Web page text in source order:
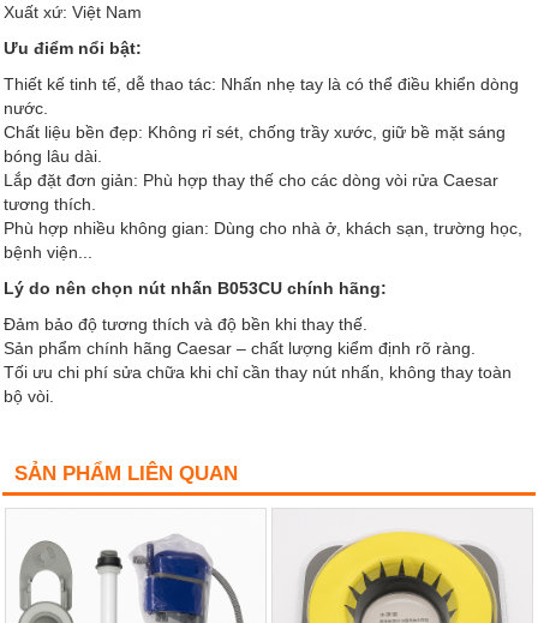
Xuất xứ: Việt Nam
Ưu điểm nổi bật:
Thiết kế tinh tế, dễ thao tác: Nhấn nhẹ tay là có thể điều khiển dòng
nước.
Chất liệu bền đẹp: Không rỉ sét, chống trầy xước, giữ bề mặt sáng
bóng lâu dài.
Lắp đặt đơn giản: Phù hợp thay thế cho các dòng vòi rửa Caesar
tương thích.
Phù hợp nhiều không gian: Dùng cho nhà ở, khách sạn, trường học,
bệnh viện...
Lý do nên chọn nút nhấn B053CU chính hãng:
Đảm bảo độ tương thích và độ bền khi thay thế.
Sản phẩm chính hãng Caesar – chất lượng kiểm định rõ ràng.
Tối ưu chi phí sửa chữa khi chỉ cần thay nút nhấn, không thay toàn
bộ vòi.
SẢN PHẨM LIÊN QUAN